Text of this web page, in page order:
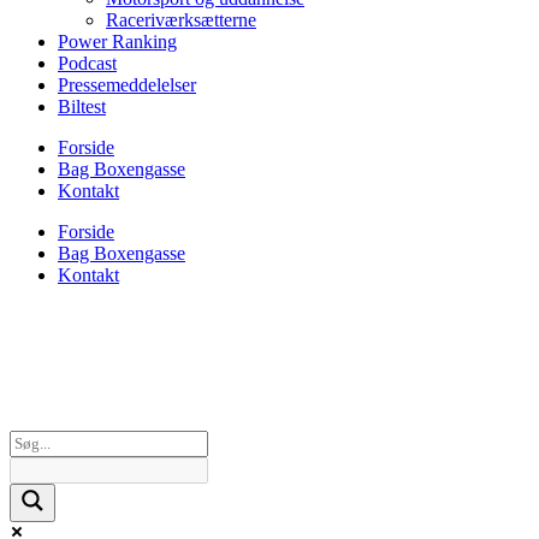
Raceriværksætterne
Power Ranking
Podcast
Pressemeddelelser
Biltest
Forside
Bag Boxengasse
Kontakt
Forside
Bag Boxengasse
Kontakt